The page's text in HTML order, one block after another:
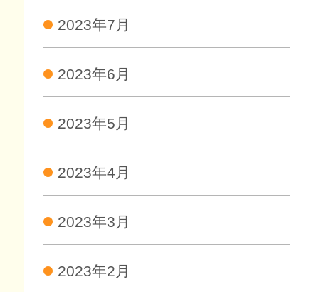
2023年7月
2023年6月
2023年5月
2023年4月
2023年3月
2023年2月